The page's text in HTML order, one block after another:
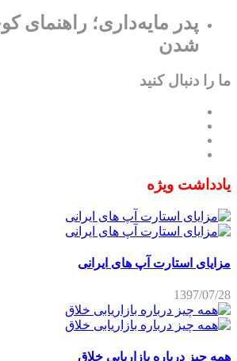
یادداشت ویژه
همه چیز درباره بازاریابی خلاق
1397/07/01